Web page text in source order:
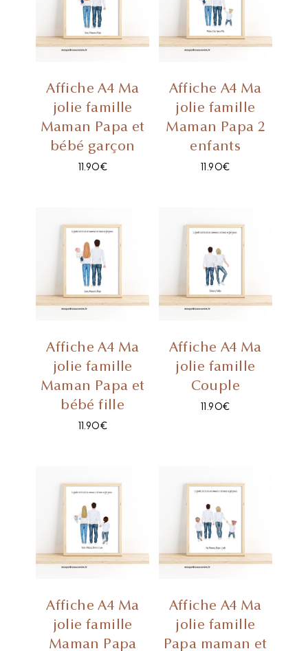
Affiche A4 Ma
jolie famille
Maman Papa et
bébé garçon
11.90€
Affiche A4 Ma
jolie famille
Maman Papa 2
enfants
11.90€
Affiche A4 Ma
jolie famille
Maman Papa et
bébé fille
11.90€
Affiche A4 Ma
jolie famille
Couple
11.90€
Affiche A4 Ma
jolie famille
Maman Papa
Affiche A4 Ma
jolie famille
Papa maman et